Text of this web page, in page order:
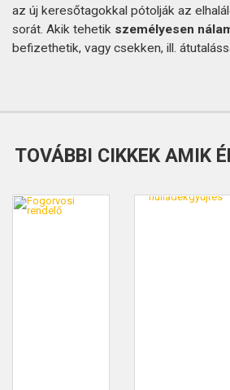
az új keresőtagokkal pótolják az
sorát. Akik tehetik személyesen
befizethetik, vagy csekken,
TOVÁBBI CIKKEK AMIK